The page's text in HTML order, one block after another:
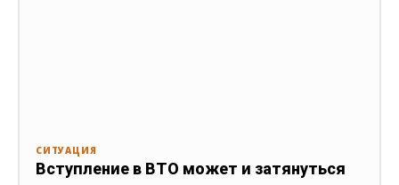
СИТУАЦИЯ
Вступление в ВТО может и затянуться